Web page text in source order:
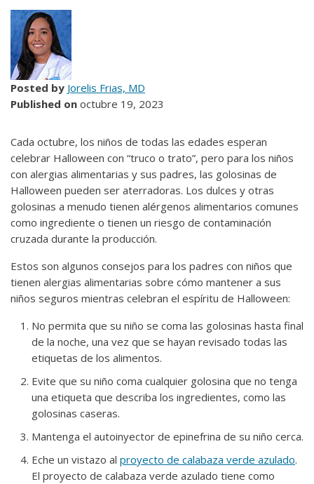
Posted by Jorelis Frias, MD
Published on octubre 19, 2023
Cada octubre, los niños de todas las edades esperan
celebrar Halloween con “truco o trato”, pero para los niños
con alergias alimentarias y sus padres, las golosinas de
Halloween pueden ser aterradoras. Los dulces y otras
golosinas a menudo tienen alérgenos alimentarios comunes
como ingrediente o tienen un riesgo de contaminación
cruzada durante la producción.
Estos son algunos consejos para los padres con niños que
tienen alergias alimentarias sobre cómo mantener a sus
niños seguros mientras celebran el espíritu de Halloween:
No permita que su niño se coma las golosinas hasta final
de la noche, una vez que se hayan revisado todas las
etiquetas de los alimentos.
Evite que su niño coma cualquier golosina que no tenga
una etiqueta que describa los ingredientes, como las
golosinas caseras.
Mantenga el autoinyector de epinefrina de su niño cerca.
Eche un vistazo al proyecto de calabaza verde azulado.
El proyecto de calabaza verde azulado tiene como